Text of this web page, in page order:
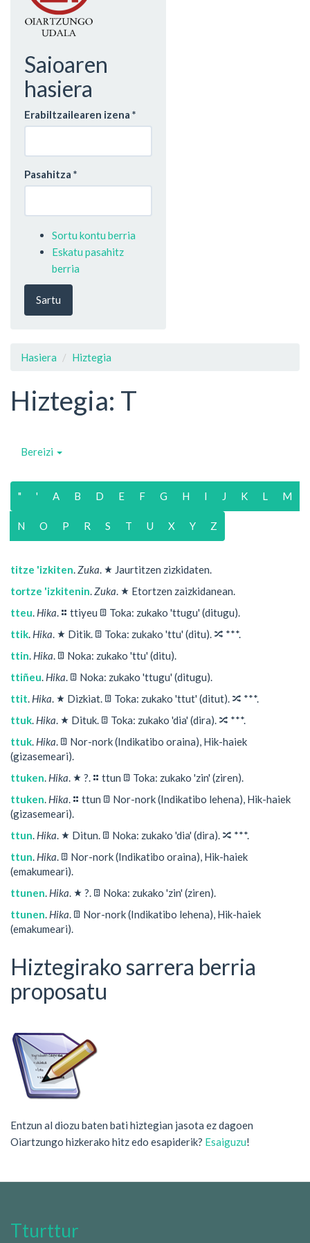
Saioaren
hasiera
Erabiltzailearen izena *
Pasahitza *
Sortu kontu berria
Eskatu pasahitz
berria
Sartu
Hasiera Hiztegia
Hiztegia: T
Bereizi
" ' A B D E F G H I J K L M
N O P R S T U X Y Z
titze 'izkiten.Zuka. ★ Jaurtitzen zizkidaten.
tortze 'izkitenin.Zuka. ★ Etortzen zaizkidanean.
tteu. Hika. ⚏ ttiyeu 📄 Toka: zukako 'ttugu' (ditugu).
ttik. Hika. ★ Ditik. 📄 Toka: zukako 'ttu' (ditu). 🔀 ***.
ttin. Hika. 📄 Noka: zukako 'ttu' (ditu).
ttiñeu. Hika. 📄 Noka: zukako 'ttugu' (ditugu).
ttit. Hika. ★ Dizkiat. 📄 Toka: zukako 'ttut' (ditut). 🔀 ***.
ttuk. Hika. ★ Dituk. 📄 Toka: zukako 'dia' (dira). 🔀 ***.
ttuk. Hika. 📄 Nor-nork (Indikatibo oraina), Hik-haiek
(gizasemeari).
ttuken. Hika. ★ ?. ⚏ ttun 📄 Toka: zukako 'zin' (ziren).
ttuken. Hika. ⚏ ttun 📄 Nor-nork (Indikatibo lehena), Hik-haiek
(gizasemeari).
ttun. Hika. ★ Ditun. 📄 Noka: zukako 'dia' (dira). 🔀 ***.
ttun. Hika. 📄 Nor-nork (Indikatibo oraina), Hik-haiek
(emakumeari).
ttunen. Hika. ★ ?. 📄 Noka: zukako 'zin' (ziren).
ttunen. Hika. 📄 Nor-nork (Indikatibo lehena), Hik-haiek
(emakumeari).
Hiztegirako sarrera berria
proposatu
Entzun al diozu baten bati hiztegian jasota ez dagoen
Oiartzungo hizkerako hitz edo esapiderik? Esaiguzu!
Tturttur